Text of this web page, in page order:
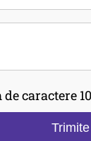
caractere
Trimite